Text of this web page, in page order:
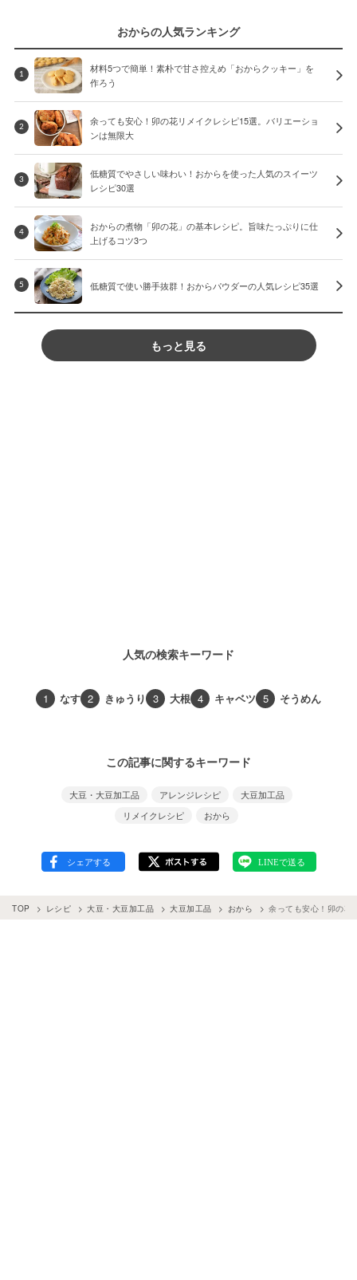
おからの人気ランキング
1
材料5つで簡単！素朴で甘さ控えめ「おからクッキー」を
作ろう
2
余っても安心！卯の花リメイクレシピ15選。バリエーショ
ンは無限大
3
低糖質でやさしい味わい！おからを使った人気のスイーツ
レシピ30選
4
おからの煮物「卯の花」の基本レシピ。旨味たっぷりに仕
上げるコツ3つ
5 低糖質で使い勝手抜群！おからパウダーの人気レシピ35選
もっと見る
人気の検索キーワード
1 なす 2 きゅうり 3 大根 4 キャベツ 5 そうめん
この記事に関するキーワード
大豆・大豆加工品 アレンジレシピ
大豆加工品
リメイクレシピ
おから
TOP レシピ 大豆・大豆加工品 大豆加工品 おから 余っても安心！卯の花